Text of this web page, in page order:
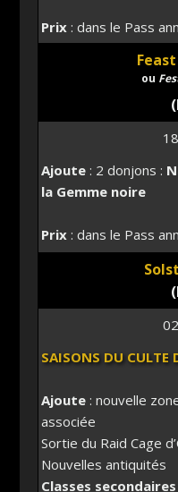
Prix: dans le Pass
ou
Ajoute: 2 donjons :
la Gemme noire
Prix: dans le Pass
SAISONS DU CULTE
Ajoute: nouvelle
associée
Sortie du Raid Cage
Nouvelles antiquités
Classes secondaires